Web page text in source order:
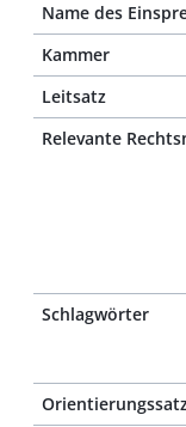
Name des
Kammer
Leitsatz
Relevante
Schlagwörter